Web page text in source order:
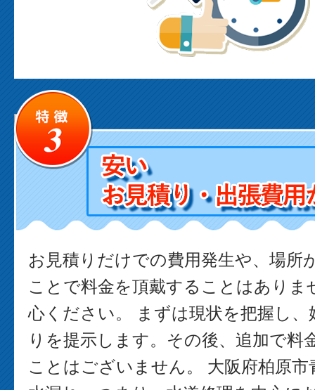
お見積りだけでの費用発生や、場所
ことで料金を頂戴することはありま
心ください。 まずは現状を把握し
りを提示します。その後、追加で料
ことはございません。 大阪府柏原